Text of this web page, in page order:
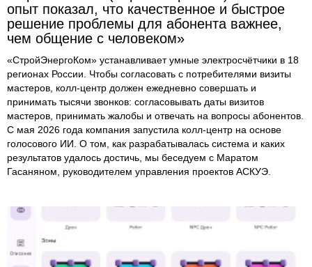
опыт показал, что качественное и быстрое
решение проблемы для абонента важнее,
чем общение с человеком»
«СтройЭнергоКом» устанавливает умные электросчётчики в 18
регионах России. Чтобы согласовать с потребителями визиты
мастеров, колл-центр должен ежедневно совершать и
принимать тысячи звонков: согласовывать даты визитов
мастеров, принимать жалобы и отвечать на вопросы абонентов.
С мая 2026 года компания запустила колл-центр на основе
голосового ИИ. О том, как разрабатывалась система и каких
результатов удалось достичь, мы беседуем с Маратом
Гасаняном, руководителем управления проектов АСКУЭ.